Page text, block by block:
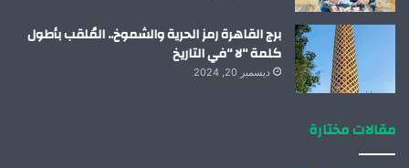
برج القاهرة رمز الحرية والشموخ.. المُلقب بأطول
كلمة “لا “في التاريخ
ديسمبر 20, 2024
مقالات مختارة